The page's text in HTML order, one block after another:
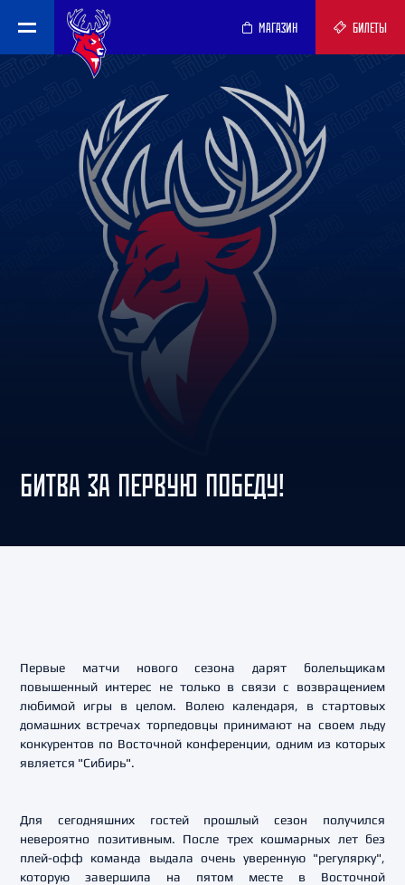
МАГАЗИН БИЛЕТЫ
БИТВА ЗА ПЕРВУЮ ПОБЕДУ!
Первые матчи нового сезона дарят болельщикам
повышенный интерес не только в связи с возвращением
любимой игры в целом. Волею календаря, в стартовых
домашних встречах торпедовцы принимают на своем льду
конкурентов по Восточной конференции, одним из которых
является "Сибирь".
Для сегодняшних гостей прошлый сезон получился
невероятно позитивным. После трех кошмарных лет без
плей-офф команда выдала очень уверенную "регулярку",
которую завершила на пятом месте в Восточной